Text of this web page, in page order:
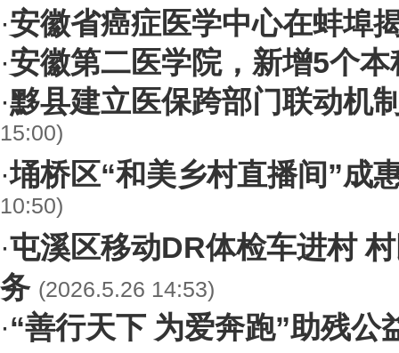
·安徽省癌症医学中心在蚌埠
·安徽第二医学院，新增5个本
·黟县建立医保跨部门联动机
15:00)
·埇桥区“和美乡村直播间”成
10:50)
·屯溪区移动DR体检车进村
务 (2026.5.26 14:53)
·“善行天下 为爱奔跑”助残公